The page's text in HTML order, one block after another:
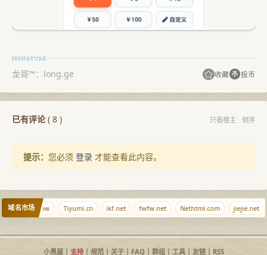
龙哥™：long.ge 收藏 投币
已有评论( 8 ) 只看楼主 倒序
提示： 您必须 登录 才能查看此内容。
域名市场qu.pw Tiyumi.cn ikf.net fwfw.net Nethtml.com jiejie.net
小黑屋| 支持| 规范| 关于| FAQ| 群组| 工具| 友链| RSS